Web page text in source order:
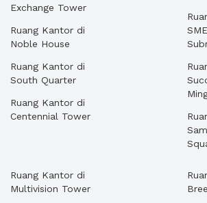
Exchange Tower
Ruang Kantor di
Noble House
Ruang Kantor di
South Quarter
Ruang Kantor di
Centennial Tower
Ruang Kantor di
Multivision Tower